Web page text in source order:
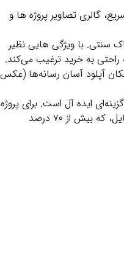
گالری تصاویر پروژه‌ ها و
سنتی. با ویژگی‌ هایی نظیر
راحتی به خرید ترغیب می‌کند.
آپلود آسان رسانه‌ها (عکس
ایده آل است. برای پروژه‌
های پیچیده‌تر، کدنویسی سفارشی ارائه می‌دهیم. همه وب‌ سایت‌ ها کاملاً responsive هستند و بر روی دستگاه‌ های موبایل، که بیش از ۷۰ درصد